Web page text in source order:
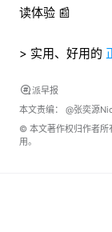
读体验 📰
> 实用、好用的
派早报
本文责编： @张奕源
© 本文著作权归作者所
用。